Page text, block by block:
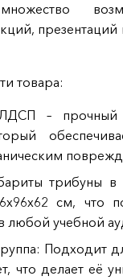
презентаций
товара:
– прочный
трибуны
см, что
любой учебной
Подходит
что делает её